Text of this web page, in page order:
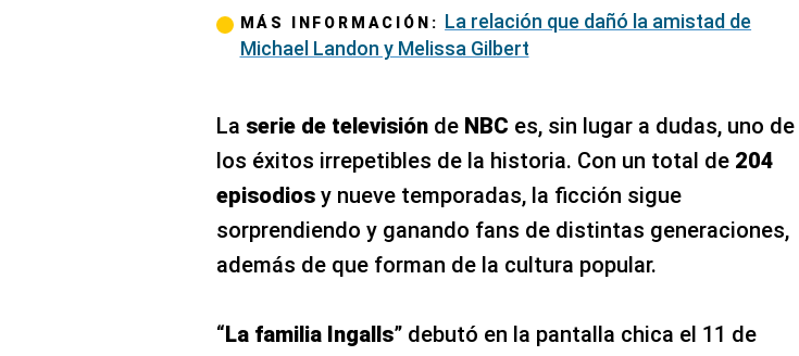
MÁS INFORMACIÓN: La relación que dañó la amistad de
Michael Landon y Melissa Gilbert
La serie de televisiónde NBC es, sin lugar a dudas, uno de
los éxitos irrepetibles de la historia. Con un total de204
episodiosy nueve temporadas, la ficción sigue
sorprendiendo y ganando fans de distintas generaciones,
además de que forman de la cultura popular.
“La familia Ingalls” debutó en la pantalla chica el 11 de